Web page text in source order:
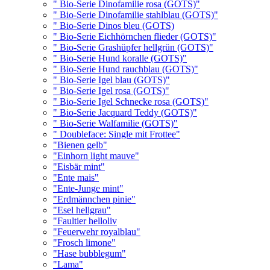
" Bio-Serie Dinofamilie rosa (GOTS)"
" Bio-Serie Dinofamilie stahlblau (GOTS)"
" Bio-Serie Dinos bleu (GOTS)
" Bio-Serie Eichhörnchen flieder (GOTS)"
" Bio-Serie Grashüpfer hellgrün (GOTS)"
" Bio-Serie Hund koralle (GOTS)"
" Bio-Serie Hund rauchblau (GOTS)"
" Bio-Serie Igel blau (GOTS)"
" Bio-Serie Igel rosa (GOTS)"
" Bio-Serie Igel Schnecke rosa (GOTS)"
" Bio-Serie Jacquard Teddy (GOTS)"
" Bio-Serie Walfamilie (GOTS)"
" Doubleface: Single mit Frottee"
"Bienen gelb"
"Einhorn light mauve"
"Eisbär mint"
"Ente mais"
"Ente-Junge mint"
"Erdmännchen pinie"
"Esel hellgrau"
"Faultier helloliv
"Feuerwehr royalblau"
"Frosch limone"
"Hase bubblegum"
"Lama"